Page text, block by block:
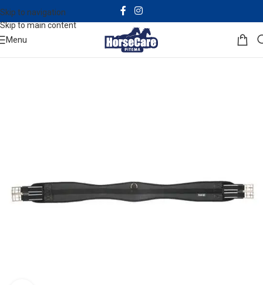
Skip to navigation
Skip to main content
Menu